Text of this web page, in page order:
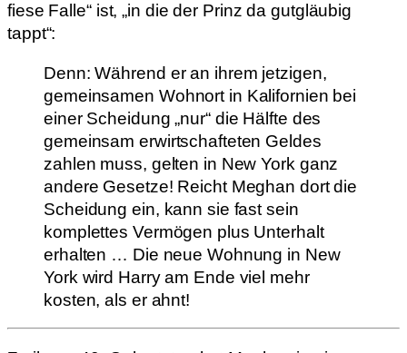
fiese Falle“ ist, „in die der Prinz da gutgläubig
tappt“:
Denn: Während er an ihrem jetzigen,
gemeinsamen Wohnort in Kalifornien bei
einer Scheidung „nur“ die Hälfte des
gemeinsam erwirtschafteten Geldes
zahlen muss, gelten in New York ganz
andere Gesetze! Reicht Meghan dort die
Scheidung ein, kann sie fast sein
komplettes Vermögen plus Unterhalt
erhalten … Die neue Wohnung in New
York wird Harry am Ende viel mehr
kosten, als er ahnt!